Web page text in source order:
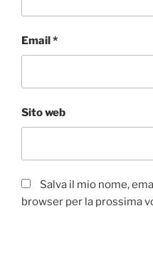
Email*
Sito web
Salva il mio nome,
browser per la prossima